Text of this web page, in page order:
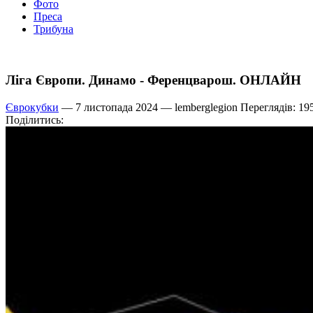
Фото
Преса
Трибуна
Ліга Європи. Динамо - Ференцварош. ОНЛАЙН
Єврокубки — 7 листопада 2024 — lemberglegion Переглядів:
Поділитись: